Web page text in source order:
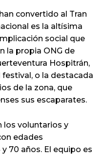
convertido al Tran
es la altísima
social que
la propia ONG de
Hospitrán,
o la destacada
de la zona, que
sus escaparates.
los voluntarios y
edades
70 años. El equipo es